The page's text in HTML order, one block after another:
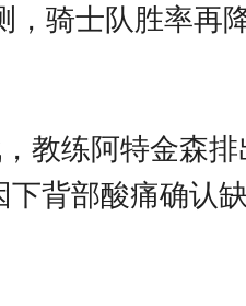
骑士队胜率再
教练阿特金森
背部酸痛确认